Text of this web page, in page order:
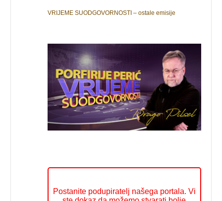
VRIJEME SUODGOVORNOSTI – ostale emisije
Postanite podupiratelj našega portala. Vi